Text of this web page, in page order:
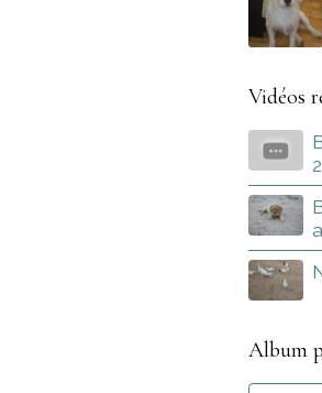
Vidéos
Album